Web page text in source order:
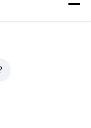
Smoke Zero
Power Cable,